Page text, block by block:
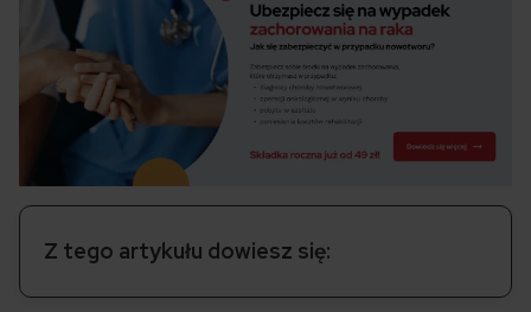
Z tego artykułu dowiesz się: